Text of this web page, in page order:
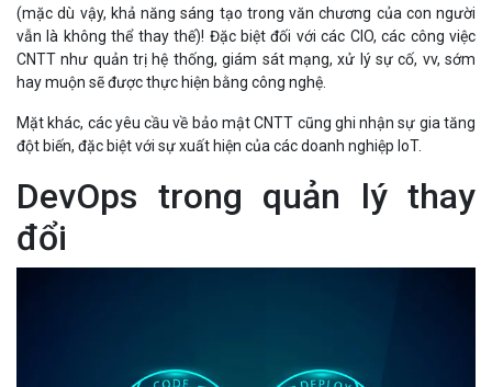
(mặc dù vậy, khả năng sáng tạo trong văn chương của con người
vẫn là không thể thay thế)! Đặc biệt đối với các CIO, các công việc
CNTT như quản trị hệ thống, giám sát mạng, xử lý sự cố, vv, sớm
hay muộn sẽ được thực hiện bằng công nghệ.
Mặt khác, các yêu cầu về bảo mật CNTT cũng ghi nhận sự gia tăng
đột biến, đặc biệt với sự xuất hiện của các doanh nghiệp IoT.
DevOps trong quản lý thay
đổi